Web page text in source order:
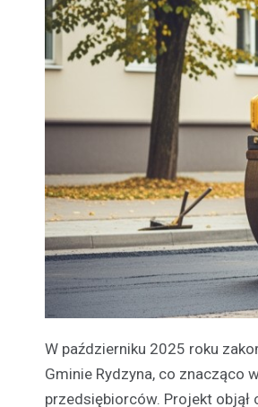
W październiku 2025 roku
Gminie Rydzyna, co znacząco
przedsiębiorców. Projekt objął